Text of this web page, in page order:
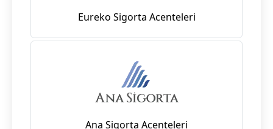
Eureko Sigorta Acenteleri
Ana Sigorta Acenteleri